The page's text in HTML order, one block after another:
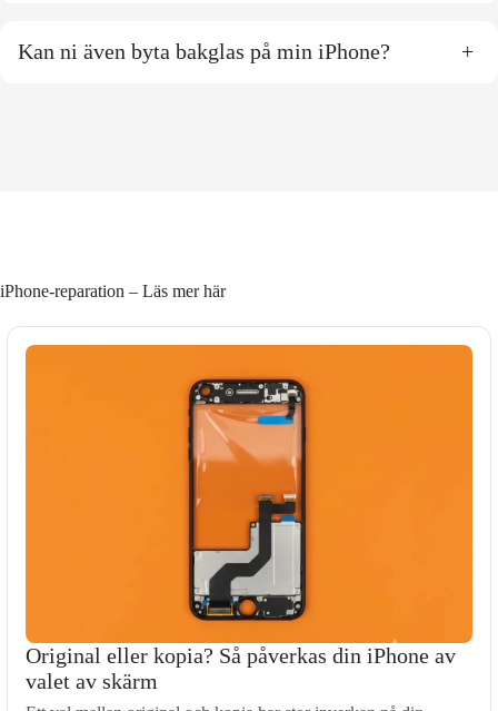
Kan ni även byta bakglas på min iPhone? +
iPhone-reparation – Läs mer här
Original eller kopia? Så påverkas din iPhone av
valet av skärm